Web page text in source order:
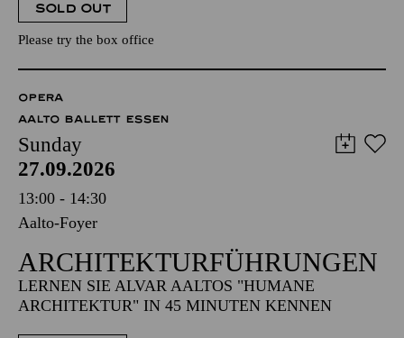
SOLD OUT
Please try the box office
OPERA
AALTO BALLETT ESSEN
Sunday
27.09.2026
13:00 - 14:30
Aalto-Foyer
ARCHITEKTUR­FÜHRUNGEN
LERNEN SIE ALVAR AALTOS "HUMANE
ARCHITEKTUR" IN 45 MINUTEN KENNEN